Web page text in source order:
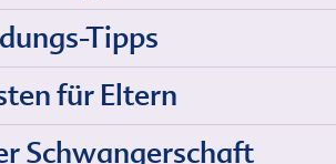
Tipps
für Eltern
Schwangerschaft